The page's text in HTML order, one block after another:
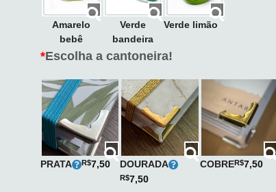
Amarelo
bebê
Verde
bandeira
Verde limão
*Escolha a cantoneira!
PRATA R$7,50 DOURADA
R$7,50
COBRER$7,50